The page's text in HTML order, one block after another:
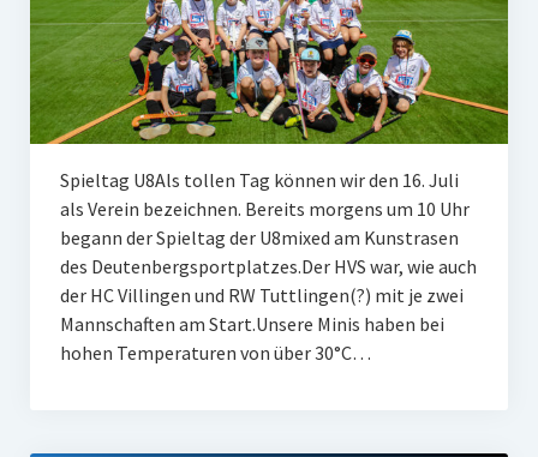
Spieltag U8Als tollen Tag können wir den 16. Juli
als Verein bezeichnen. Bereits morgens um 10 Uhr
begann der Spieltag der U8mixed am Kunstrasen
des Deutenbergsportplatzes.Der HVS war, wie auch
der HC Villingen und RW Tuttlingen(?) mit je zwei
Mannschaften am Start.Unsere Minis haben bei
hohen Temperaturen von über 30°C…